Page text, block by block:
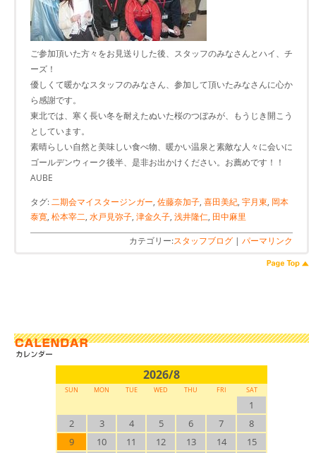
ご参加頂いた方々をお見送りした後、スタッフのみなさんとハイ、チ
ーズ！
優しくて暖かなスタッフのみなさん、参加して頂いたみなさんに心か
ら感謝です。
東北では、寒く長い冬を耐えたぬいた桜のつぼみが、もうじき開こう
としています。
素晴らしい自然と美味しい食べ物、暖かい温泉と素敵な人々に会いに
ゴールデンウィーク後半、是非お出かけください。お薦めです！！
AUBE
タグ:二期会マイスタージンガー, 佐藤奈加子, 喜田美紀, 宇月東, 岡本
泰寛, 松本宰二, 水戸見弥子, 津金久子, 浅井隆仁, 田中麻里
カテゴリー:スタッフブログ | パーマリンク
2026/8
SUN MON TUE WED THU FRI SAT
1
2
3 4 5 6 7
8
9
10 11 12 13 14
15